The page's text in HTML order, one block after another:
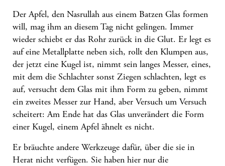
Der Apfel, den Nasrullah aus einem Batzen Glas formen
will, mag ihm an diesem Tag nicht gelingen. Immer
wieder schiebt er das Rohr zurück in die Glut. Er legt es
auf eine Metallplatte neben sich, rollt den Klumpen aus,
der jetzt eine Kugel ist, nimmt sein langes Messer, eines,
mit dem die Schlachter sonst Ziegen schlachten, legt es
auf, versucht dem Glas mit ihm Form zu geben, nimmt
ein zweites Messer zur Hand, aber Versuch um Versuch
scheitert: Am Ende hat das Glas unverändert die Form
einer Kugel, einem Apfel ähnelt es nicht.
Er bräuchte andere Werkzeuge dafür, über die sie in
Herat nicht verfügen. Sie haben hier nur die